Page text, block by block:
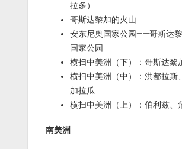
拉多）
哥斯达黎加的火山
安东尼奥国家公园——哥斯达
国家公园
横扫中美洲（下）：哥斯达黎
横扫中美洲（中）：洪都拉斯
加拉瓜
横扫中美洲（上）：伯利兹、
南美洲